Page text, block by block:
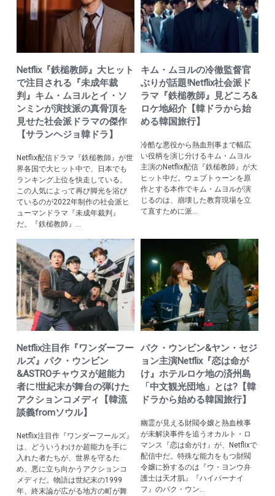
Netflix『鉄槌教師』大ヒット
で注目される『未成年裁
判』キム・ムヨルとイ・ソ
ンミンが演技派の真骨頂を
見せた社会派ドラマの傑作
【サランヘジョ韓ドラ】
Netflix配信ドラマ『鉄槌教師』が世
界各国で大ヒット中で、日本でも
ランキング上位を快走している。
この人気によって再び脚光を浴び
ているのが2022年制作の社会派ヒ
ューマンドラマ『未成年裁判』
だ。『鉄槌教師』...
キム・ムヨルの冷徹監督官
ぶりが話題!Netflix社会派ド
ラマ『鉄槌教師』見どころ&
ロケ地紹介【韓ドラから始
める韓国旅行】
冷酷な悪役から熱血刑事まで幅広
い役柄を演じ分けるキム・ムヨル
主演のNetflix配信『鉄槌教師』が大
ヒット中だ。ウェブトゥーンを原
作とする本作でキム・ムヨルが演
じるのは、崩壊した教育現場を立
て直すために派...
Netflix注目作『ワンダーフー
ルズ』パク・ウンビン
&ASTROチャウヌが超能力
者に!世紀末が舞台の弾けた
アクションコメディ【韓流
談義fromソウル】
Netflix注目作『ワンダーフールズ』
は、どういうわけか超能力を手に
入れた者たちが、世界を守るた
め、悪に立ち向かうアクションコ
メディだ。物語は世紀末の1999
年、終末論が広がる地方の町が舞
パク・ウンビン&ヤン・セジ
ョン主演Netflix『恋は命が
け』ホテルロケ地の済州島
「中文観光団地」とは?【韓
ドラから始める韓国旅行】
幽霊が見える財閥令嬢と熱血検事
が未解決事件を追うオカルト・ロ
マンス『恋は命がけ』が、Netflixで
配信中だ。特殊な能力をもつ財閥
令嬢に扮するのは『ウ・ヨンウ弁
護士は天才肌』『ハイパーナイ
フ』のパク・ウン...